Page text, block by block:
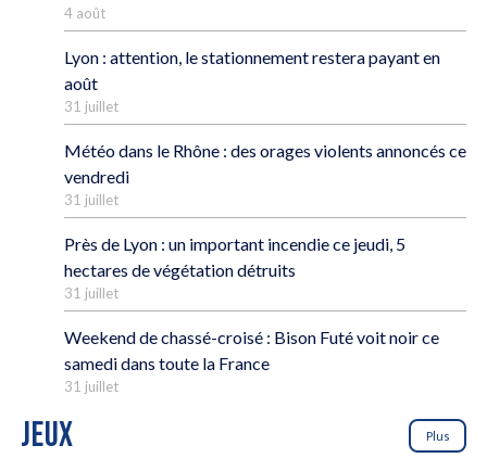
4 août
Lyon : attention, le stationnement restera payant en
août
31 juillet
Météo dans le Rhône : des orages violents annoncés ce
vendredi
31 juillet
Près de Lyon : un important incendie ce jeudi, 5
hectares de végétation détruits
31 juillet
Weekend de chassé-croisé : Bison Futé voit noir ce
samedi dans toute la France
31 juillet
JEUX Plus